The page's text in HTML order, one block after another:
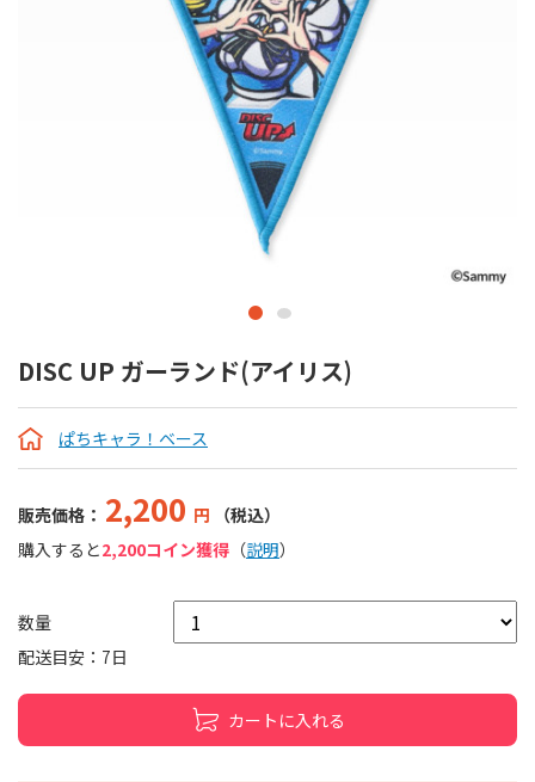
DISC UP ガーランド(アイリス)
ぱちキャラ！ベース
販売価格： 2,200 円
（税込）
購入すると2,200コイン獲得 （説明）
数量
配送目安：7日
カートに入れる